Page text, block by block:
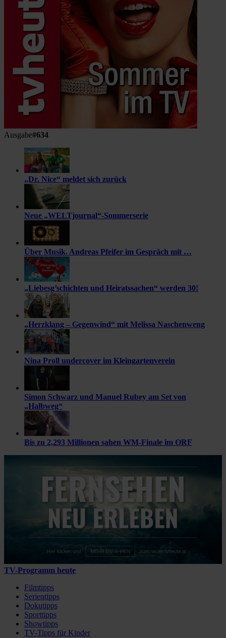
Ausgabe#634
„Dr. Nice“ meldet sich zurück
Neue „WELTjournal“-Sommerserie
Über Musik. Andreas Pfeifer im Gespräch mit …
„Liebesg’schichten und Heiratssachen“ werden 30!
„Herzklang – Gegenwind“ mit Melissa Naschenweng
Nina Proll undercover im Kleingartenverein
Simon Schwarz und Manuel Rubey am Set von
„Halbweg“
Bis zu 2,293 Millionen sahen WM-Finale im ORF
TV-Programm heute
Filmtipps
Serientipps
Dokutipps
Sporttipps
Showtipps
TV-Tipps für Kinder